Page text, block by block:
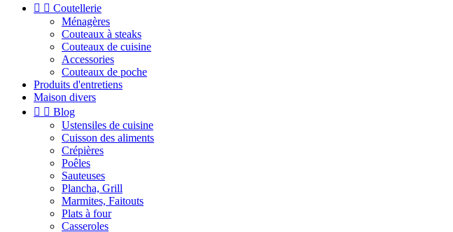
  Coutellerie
Ménagères
Couteaux à steaks
Couteaux de cuisine
Accessories
Couteaux de poche
Produits d'entretiens
Maison divers
  Blog
Ustensiles de cuisine
Cuisson des aliments
Crépières
Poêles
Sauteuses
Plancha, Grill
Marmites, Faitouts
Plats à four
Casseroles